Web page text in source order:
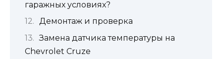
гаражных условиях?
Демонтаж и проверка
Замена датчика температуры на
Chevrolet Cruze